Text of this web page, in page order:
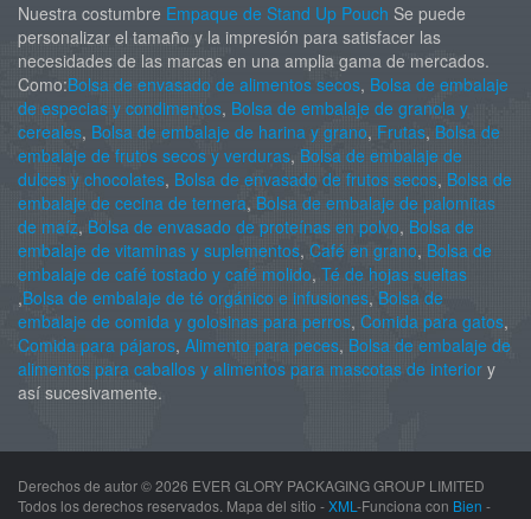
Nuestra costumbre Empaque de Stand Up Pouch Se puede
personalizar el tamaño y la impresión para satisfacer las
necesidades de las marcas en una amplia gama de mercados.
Como:Bolsa de envasado de alimentos secos, Bolsa de embalaje
de especias y condimentos, Bolsa de embalaje de granola y
cereales, Bolsa de embalaje de harina y grano, Frutas, Bolsa de
embalaje de frutos secos y verduras, Bolsa de embalaje de
dulces y chocolates, Bolsa de envasado de frutos secos, Bolsa de
embalaje de cecina de ternera, Bolsa de embalaje de palomitas
de maíz, Bolsa de envasado de proteínas en polvo, Bolsa de
embalaje de vitaminas y suplementos, Café en grano, Bolsa de
embalaje de café tostado y café molido, Té de hojas sueltas
,Bolsa de embalaje de té orgánico e infusiones, Bolsa de
embalaje de comida y golosinas para perros, Comida para gatos,
Comida para pájaros, Alimento para peces, Bolsa de embalaje de
alimentos para caballos y alimentos para mascotas de interior y
así sucesivamente.
Derechos de autor ©2026 EVER GLORY PACKAGING GROUP LIMITED
Todos los derechos reservados. Mapa del sitio -XML -Funciona con Bien -